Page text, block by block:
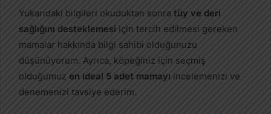
Yukarıdaki bilgileri okuduktan sonra tüy ve deri
sağlığını desteklemesi için tercih edilmesi gereken
mamalar hakkında bilgi sahibi olduğunuzu
düşünüyorum. Ayrıca, köpeğiniz için seçmiş
olduğumuz en ideal 5 adet mamayı incelemenizi ve
denemenizi tavsiye ederim.